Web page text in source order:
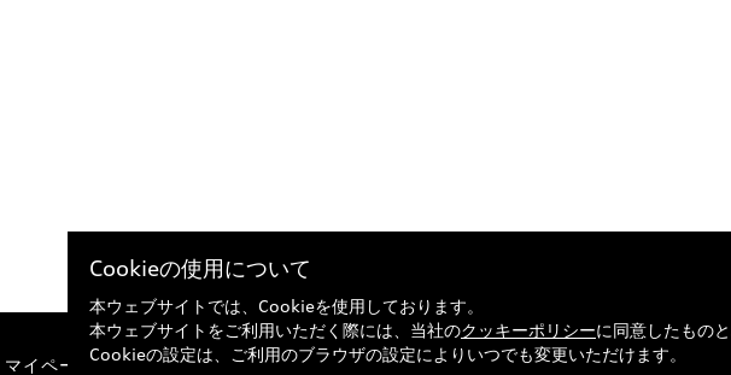
マイページ 特定商取引法に基づく表記 Audi正規ディーラー検索
Cookieの使用について
本ウェブサイトでは、Cookieを使用しております。
本ウェブサイトをご利用いただく際には、当社のクッキーポリシーに同意したものと
Cookieの設定は、ご利用のブラウザの設定によりいつでも変更いただけます。